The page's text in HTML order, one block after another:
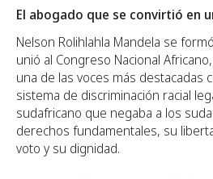
El abogado que se convirtió en
Nelson Rolihlahla Mandela se
unió al Congreso Nacional
una de las voces más destacadas
sistema de discriminación racial
sudafricano que negaba a los
derechos fundamentales, su
voto y su dignidad.